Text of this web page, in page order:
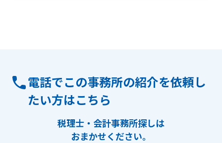
電話でこの事務所の紹介を依頼し
たい方はこちら
税理士・会計事務所探しは
おまかせください。